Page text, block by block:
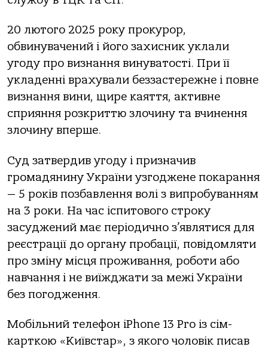
20 лютого 2025 року прокурор,
обвинувачений і його захисник уклали
угоду про визнання винуватості. При її
укладенні врахували беззастережне і повне
визнання вини, щире каяття, активне
сприяння розкриттю злочину та вчинення
злочину вперше.
Суд затвердив угоду і призначив
громадянину України узгоджене покарання
— 5 років позбавлення волі з випробуванням
на 3 роки. На час іспитового строку
засуджений має періодично з’являтися для
реєстрації до органу пробації, повідомляти
про зміну місця проживання, роботи або
навчання і не виїжджати за межі України
без погодження.
Мобільний телефон iPhone 13 Pro із сім-
карткою «Київстар», з якого чоловік писав